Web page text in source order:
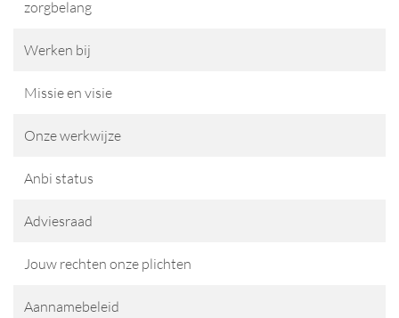
zorgbelang
Werken bij
Missie en visie
Onze werkwijze
Anbi status
Adviesraad
Jouw rechten onze plichten
Aannamebeleid